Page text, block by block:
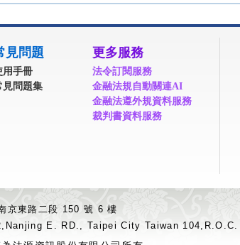
見問題
用手冊
見問題集
更多服務
法令訂閱服務
金融法規自動關連AI
金融法遵外規資料服務
裁判書資料服務
京東路二段 150 號 6 樓
E. RD., Taipei City Taiwan 104,R.O.C.